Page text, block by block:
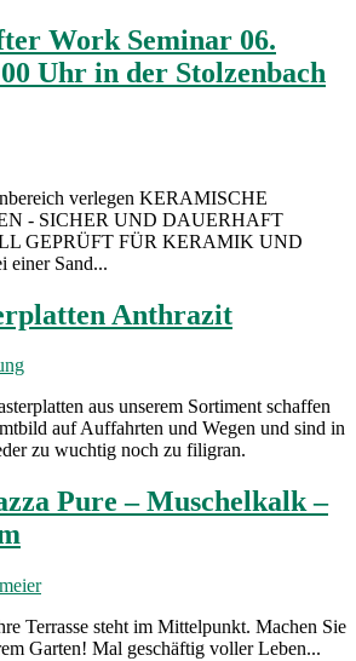
Work Seminar 06.
Uhr in der Stolzenbach
verlegen KERAMISCHE
- SICHER UND DAUERHAFT
GEPRÜFT FÜR KERAMIK UND
Sand...
Anthrazit
aus unserem Sortiment schaffen
auf Auffahrten und Wegen und sind in
zu wuchtig noch zu filigran.
Pure – Muschelkalk –
Terrasse steht im Mittelpunkt. Machen Sie
Garten! Mal geschäftig voller Leben...